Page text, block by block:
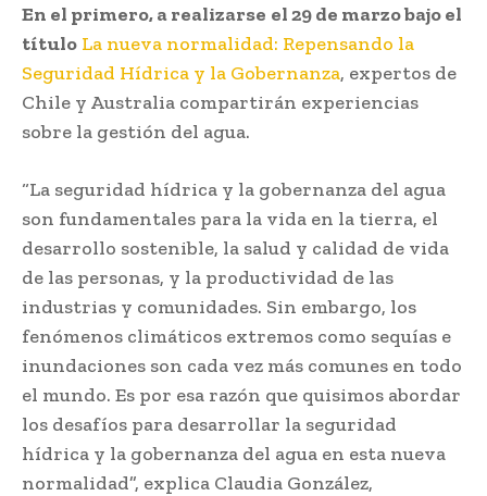
En el primero, a realizarse el 29 de marzo bajo el
título La nueva normalidad: Repensando la
Seguridad Hídrica y la Gobernanza, expertos de
Chile y Australia compartirán experiencias
sobre la gestión del agua.
“La seguridad hídrica y la gobernanza del agua
son fundamentales para la vida en la tierra, el
desarrollo sostenible, la salud y calidad de vida
de las personas, y la productividad de las
industrias y comunidades. Sin embargo, los
fenómenos climáticos extremos como sequías e
inundaciones son cada vez más comunes en todo
el mundo. Es por esa razón que quisimos abordar
los desafíos para desarrollar la seguridad
hídrica y la gobernanza del agua en esta nueva
normalidad”, explica Claudia González,